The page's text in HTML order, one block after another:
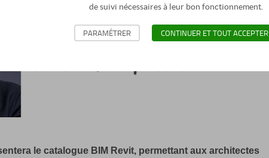
le catalogue BIM Revit, permettant aux architectes
de suivi nécessaires à leur bon fonctionnement.
PARAMÉTRER CONTINUER ET TOUT ACCEPTER